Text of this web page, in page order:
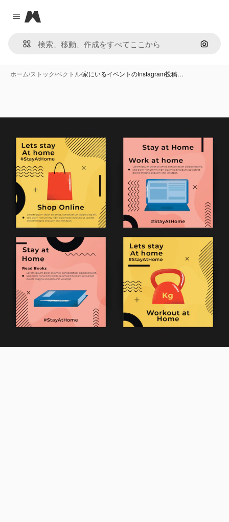
Close menu
Magnific
画像で
ホーム/ストック/ベクトル/家にいるイベントのInstagram投稿…